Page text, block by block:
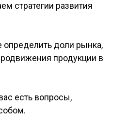
стратегии развития
доли рынка,
продукции в
есть вопросы,